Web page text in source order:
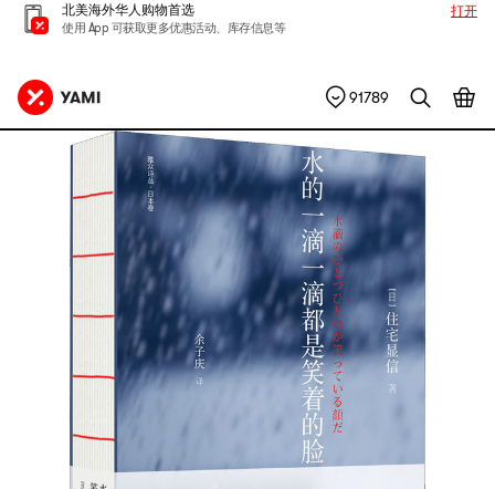
北美海外华人购物首选
使用 App 可获取更多优惠活动、库存信息等
打开
91789